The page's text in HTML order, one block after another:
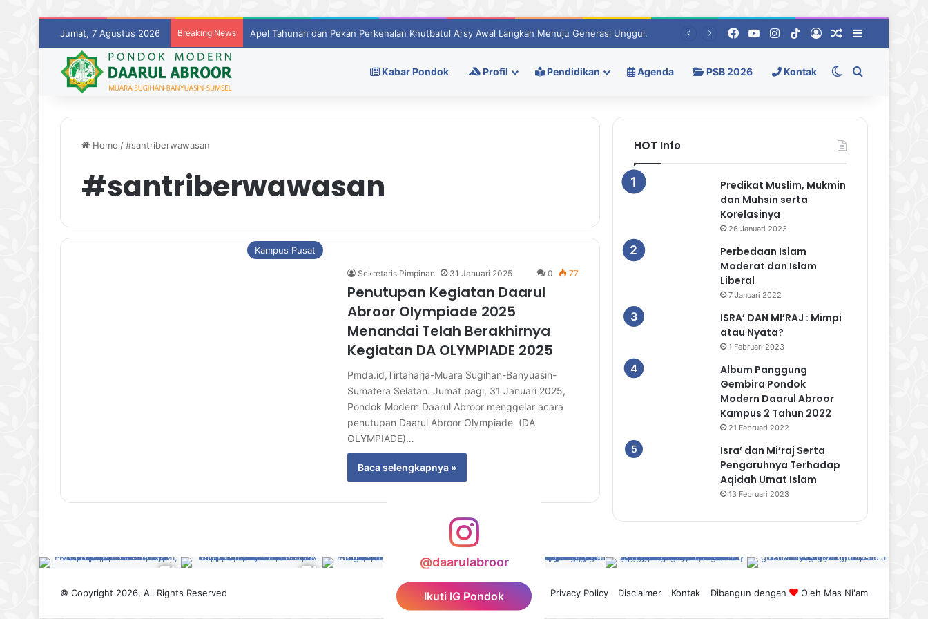
Jumat, 7 Agustus 2026 Breaking News Apel Tahunan dan Pekan Perkenalan Khutbatul Arsy Awal Langkah Menuju Generasi Unggul. FacebookYouTubeInstagram
TikTokLog InRandom Berita
Kabar Pondok Profil Pendidikan Agenda PSB 2026 Kontak Switch skin
Pencarian
Home /#santriberwawasan
#santriberwawasan
Kampus Pusat
Sekretaris Pimpinan 31 Januari 2025 0 77
Penutupan Kegiatan Daarul
Abroor Olympiade 2025
Menandai Telah Berakhirnya
Kegiatan DA OLYMPIADE 2025
Pmda.id,Tirtaharja-Muara Sugihan-Banyuasin-
Sumatera Selatan. Jumat pagi, 31 Januari 2025,
Pondok Modern Daarul Abroor menggelar acara
penutupan Daarul Abroor Olympiade (DA
OLYMPIADE)…
Baca selengkapnya »
HOT Info
Predikat Muslim, Mukmin
dan Muhsin serta
Korelasinya
26 Januari 2023
Perbedaan Islam
Moderat dan Islam
Liberal
7 Januari 2022
ISRA’ DAN MI’RAJ : Mimpi
atau Nyata?
1 Februari 2023
Album Panggung
Gembira Pondok
Modern Daarul Abroor
Kampus 2 Tahun 2022
21 Februari 2022
Isra’ dan Mi’raj Serta
Pengaruhnya Terhadap
Aqidah Umat Islam
13 Februari 2023
@daarulabroor
Ikuti IG Pondok
© Copyright 2026, All Rights Reserved Dibangun dengan Oleh Mas Ni'am
Privacy Policy Disclaimer Kontak
Facebook
YouTubeInstagram
TikTok